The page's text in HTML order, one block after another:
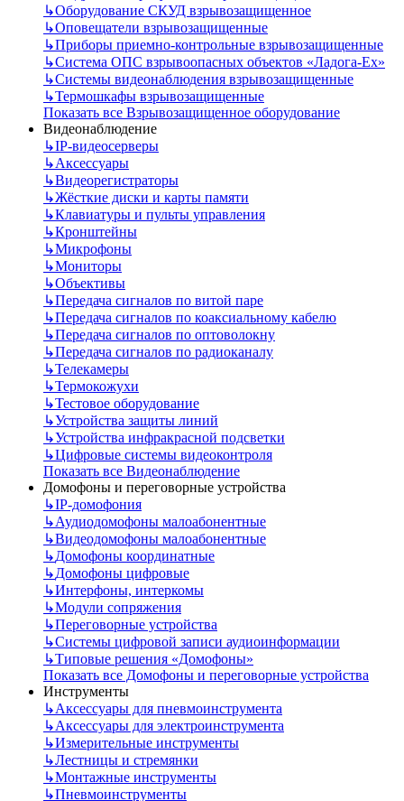
↳Оборудование СКУД взрывозащищенное
↳Оповещатели взрывозащищенные
↳Приборы приемно-контрольные взрывозащищенные
↳Система ОПС взрывоопасных объектов «Ладога-Ex»
↳Системы видеонаблюдения взрывозащищенные
↳Термошкафы взрывозащищенные
Показать все Взрывозащищенное оборудование
Видеонаблюдение
↳IP-видеосерверы
↳Аксессуары
↳Видеорегистраторы
↳Жёсткие диски и карты памяти
↳Клавиатуры и пульты управления
↳Кронштейны
↳Микрофоны
↳Мониторы
↳Объективы
↳Передача сигналов по витой паре
↳Передача сигналов по коаксиальному кабелю
↳Передача сигналов по оптоволокну
↳Передача сигналов по радиоканалу
↳Телекамеры
↳Термокожухи
↳Тестовое оборудование
↳Устройства защиты линий
↳Устройства инфракрасной подсветки
↳Цифровые системы видеоконтроля
Показать все Видеонаблюдение
Домофоны и переговорные устройства
↳IP-домофония
↳Аудиодомофоны малоабонентные
↳Видеодомофоны малоабонентные
↳Домофоны координатные
↳Домофоны цифровые
↳Интерфоны, интеркомы
↳Модули сопряжения
↳Переговорные устройства
↳Системы цифровой записи аудиоинформации
↳Типовые решения «Домофоны»
Показать все Домофоны и переговорные устройства
Инструменты
↳Аксессуары для пневмоинструмента
↳Аксессуары для электроинструмента
↳Измерительные инструменты
↳Лестницы и стремянки
↳Монтажные инструменты
↳Пневмоинструменты